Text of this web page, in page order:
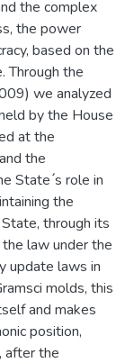
the complex
the power
based on the
Through the
we analyzed
by the House
at the
the
State ́s role in
the
through its
law under the
update laws in
molds, this
and makes
position,
after the